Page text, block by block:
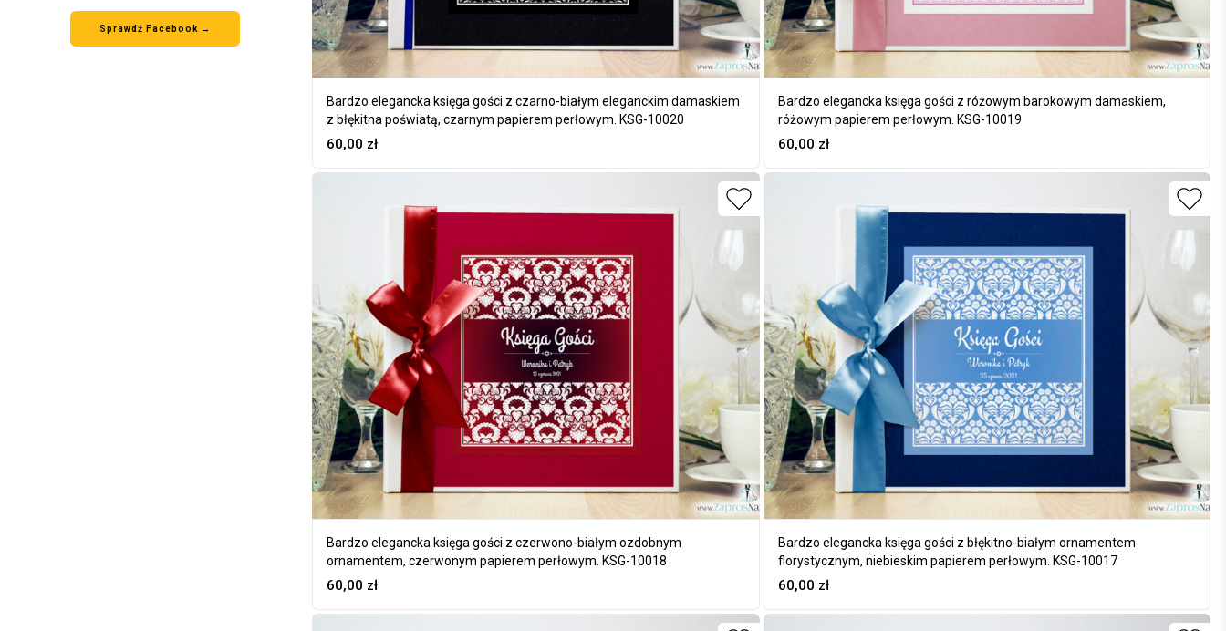
Sprawdź Facebook →
Bardzo elegancka księga gości z czarno-białym eleganckim damaskiem
z błękitna poświatą, czarnym papierem perłowym. KSG-10020
60,00 zł
Bardzo elegancka księga gości z różowym barokowym damaskiem,
różowym papierem perłowym. KSG-10019
60,00 zł
Bardzo elegancka księga gości z czerwono-białym ozdobnym
ornamentem, czerwonym papierem perłowym. KSG-10018
60,00 zł
Bardzo elegancka księga gości z błękitno-białym ornamentem
florystycznym, niebieskim papierem perłowym. KSG-10017
60,00 zł